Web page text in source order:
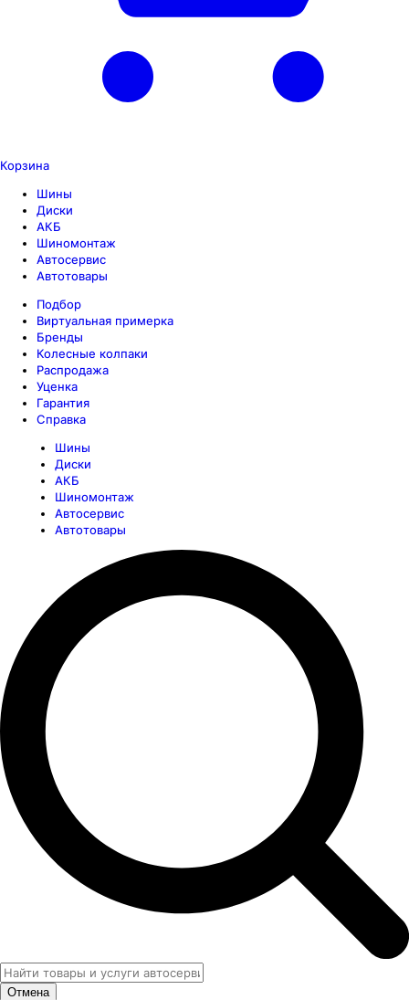
Корзина
Шины
Диски
АКБ
Шиномонтаж
Автосервис
Автотовары
Подбор
Виртуальная примерка
Бренды
Колесные колпаки
Распродажа
Уценка
Гарантия
Справка
Шины
Диски
АКБ
Шиномонтаж
Автосервис
Автотовары
Отмена